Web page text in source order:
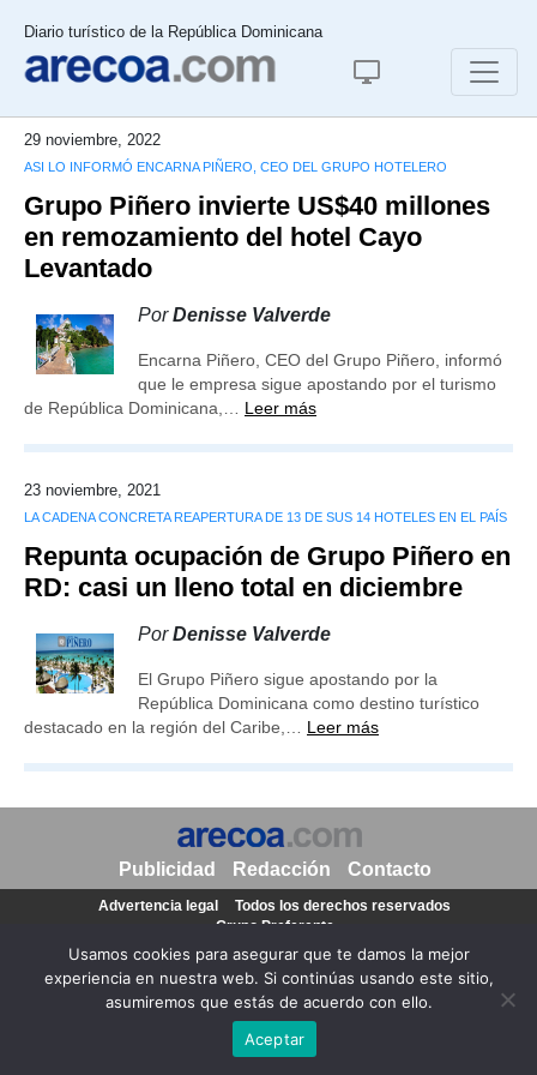
Diario turístico de la República Dominicana
29 noviembre, 2022
ASI LO INFORMÓ ENCARNA PIÑERO, CEO DEL GRUPO HOTELERO
Grupo Piñero invierte US$40 millones
en remozamiento del hotel Cayo
Levantado
PorDenisse Valverde
Encarna Piñero, CEO del Grupo Piñero, informó
que le empresa sigue apostando por el turismo
de República Dominicana,… Leer más
23 noviembre, 2021
LA CADENA CONCRETA REAPERTURA DE 13 DE SUS 14 HOTELES EN EL PAÍS
Repunta ocupación de Grupo Piñero en
RD: casi un lleno total en diciembre
PorDenisse Valverde
El Grupo Piñero sigue apostando por la
República Dominicana como destino turístico
destacado en la región del Caribe,… Leer más
Usamos cookies para asegurar que te damos la mejor
experiencia en nuestra web. Si continúas usando este sitio,
asumiremos que estás de acuerdo con ello.
Aceptar
Publicidad Redacción Contacto
Advertencia legal
Todos los derechos reservados
Grupo Preferente